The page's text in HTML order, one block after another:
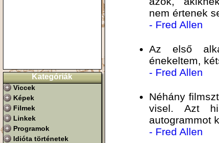
Kategóriák
Viccek
Képek
Filmek
Linkek
Programok
Idióta történetek
nem értenek
- Fred Allen
Az első
énekeltem,
- Fred Allen
Néhány
visel. Azt
autogrammot
- Fred Allen